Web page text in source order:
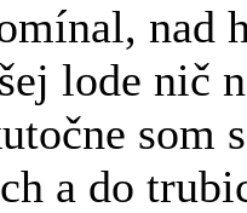
nad
lode nič
som
a do